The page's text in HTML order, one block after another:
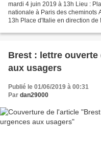
mardi 4 juin 2019 à 13h Lieu :
nationale à Paris des cheminots
13h Place d'Italie en direction
Brest : lettre
aux usagers
Publié le 01/06/2019 à 00:31
Par dan29000